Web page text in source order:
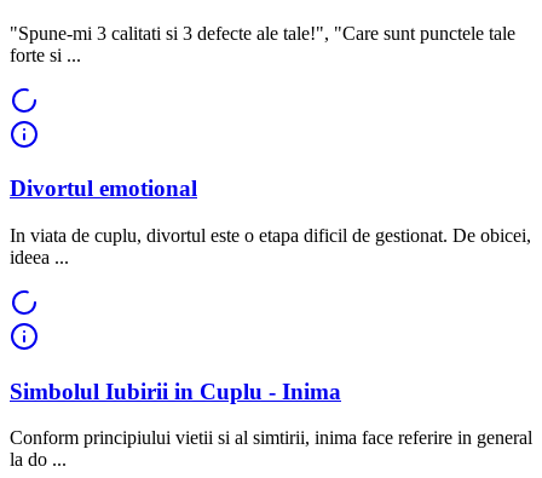
"Spune-mi 3 calitati si 3 defecte ale tale!", "Care sunt punctele tale
forte si ...
Divortul emotional
In viata de cuplu, divortul este o etapa dificil de gestionat. De obicei,
ideea ...
Simbolul Iubirii in Cuplu - Inima
Conform principiului vietii si al simtirii, inima face referire in general
la do ...